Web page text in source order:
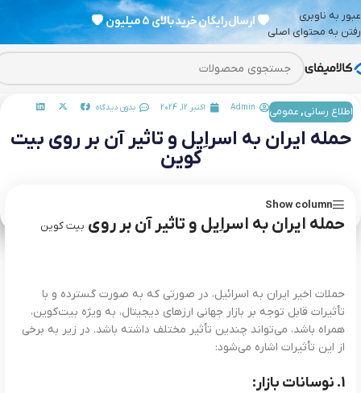
عبور به ناوبری
رفتن به محتوای اصلی
💗 ارسال رایگان خرید بالای 5 میلیون 💗
اطلاع رسانی,عمومی Admin اکتبر 12, 2024 بدون دیدگاه
حمله ایران به اسراِیل و تاثیر آن بر روی بیت
کوین
Show column
حمله ایران به اسراِیل و تاثیر آن بر روی بیت کوین
حملات اخیر ایران به اسرائیل، در صورتی که به صورت گسترده و با
تأثیرات قابل توجه بر بازار جهانی ارزهای دیجیتال، به ویژه بیت‌کوین،
همراه باشد، می‌تواند چندین تأثیر مختلف داشته باشد. در زیر به برخی
از این تأثیرات اشاره می‌شود:
1. نوسانات بازار: